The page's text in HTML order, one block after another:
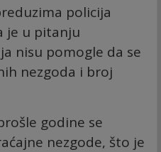
policija
je u pitanju
nisu pomogle da se
nezgoda i broj
godine se
nezgode, što je